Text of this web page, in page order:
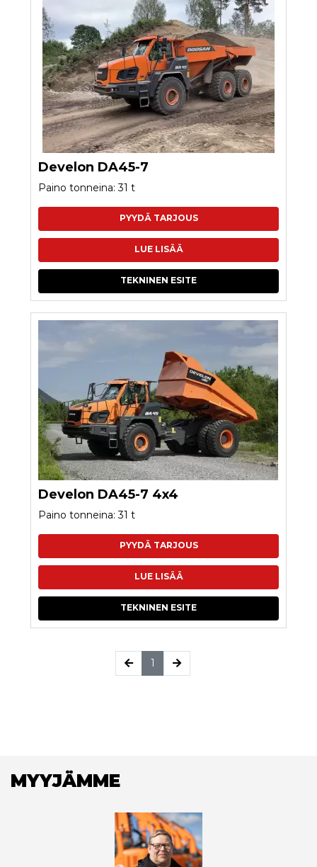
Develon DA45-7
Paino tonneina: 31 t
PYYDÄ TARJOUS
LUE LISÄÄ
TEKNINEN ESITE
Develon DA45-7 4x4
Paino tonneina: 31 t
PYYDÄ TARJOUS
LUE LISÄÄ
TEKNINEN ESITE
1 (current)
MYYJÄMME